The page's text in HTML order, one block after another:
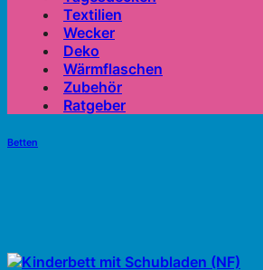
Textilien
Wecker
Deko
Wärmflaschen
Zubehör
Ratgeber
Betten